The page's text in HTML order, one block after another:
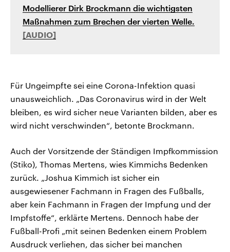
Modellierer Dirk Brockmann die wichtigsten
Maßnahmen zum Brechen der vierten Welle.
Für Ungeimpfte sei eine Corona-Infektion quasi
unausweichlich. „Das Coronavirus wird in der Welt
bleiben, es wird sicher neue Varianten bilden, aber es
wird nicht verschwinden“, betonte Brockmann.
Auch der Vorsitzende der Ständigen Impfkommission
(Stiko), Thomas Mertens, wies Kimmichs Bedenken
zurück. „Joshua Kimmich ist sicher ein
ausgewiesener Fachmann in Fragen des Fußballs,
aber kein Fachmann in Fragen der Impfung und der
Impfstoffe“, erklärte Mertens. Dennoch habe der
Fußball-Profi „mit seinen Bedenken einem Problem
Ausdruck verliehen, das sicher bei manchen